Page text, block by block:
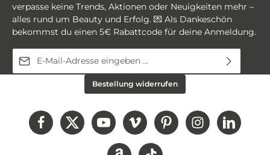
verpasse keine Trends, Aktionen oder Neuigkeiten mehr –
alles rund um Beauty und Erfolg. 💌 Als Dankeschön
bekommst du einen 5€ Rabattcode für deine Anmeldung.
E-Mail-Adresse*
Datenschutzbestimmungen
Kenntnis genommen und dieAGBgelesen und bin
Diese Seite ist durch reCAPTCHA geschützt und es gelten die
undNutzungsbedingungen
Bestellung widerrufen